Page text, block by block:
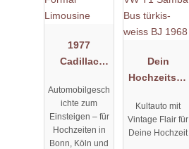
1977
Cadillac
Formal
Limousine
Automobilgesch
ichte zum
Einsteigen – für
Hochzeiten in
Bonn, Köln und
Dein
Hochzeitsau
Samba Bus
türkis-weiss
Kultauto mit
Vintage Flair für
Deine Hochzeit